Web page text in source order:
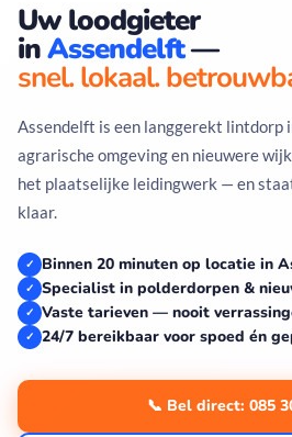
Uw loodgieter
inAssendelft—
snel. lokaal.
Assendelft is een langgerekt lintdorp
agrarische omgeving en nieuwere
het plaatselijke leidingwerk — en
klaar.
✓ Binnen 20 minuten op locatie in
✓ Specialist in polderdorpen &
✓ Vaste tarieven — nooit
✓ 24/7 bereikbaar voor spoed én
📞 Bel direct: 085